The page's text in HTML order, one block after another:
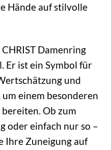
Hände auf stilvolle
Damenring
Er ist ein Symbol für
und
einem besonderen
Ob zum
oder einfach nur so –
Ihre Zuneigung auf